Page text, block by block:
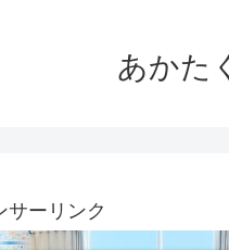
あかた
サーリンク